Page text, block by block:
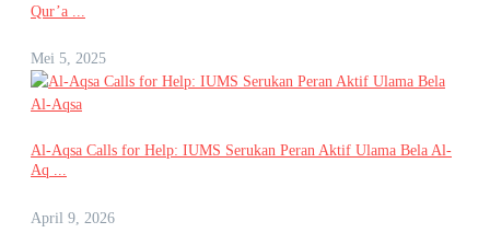
Qur’a ...
Mei 5, 2025
Al-Aqsa Calls for Help: IUMS Serukan Peran Aktif Ulama Bela Al-
Aq ...
April 9, 2026